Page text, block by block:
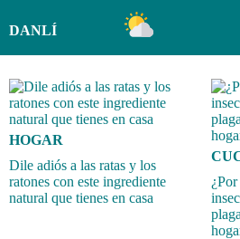
DANLÍ
HOGAR
Dile adiós a las ratas y los
ratones con este ingrediente
natural que tienes en casa